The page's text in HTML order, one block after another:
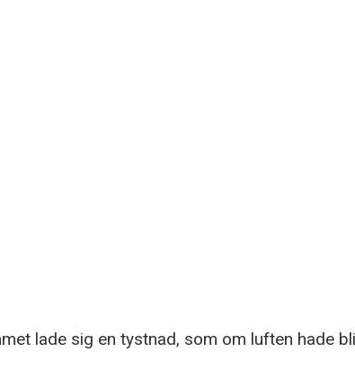
lade sig en tystnad, som om luften hade